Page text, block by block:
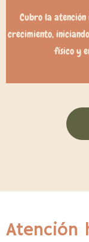
Cubro la atención
crecimiento,
físico y
Atención